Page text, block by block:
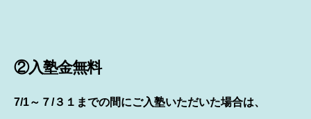
②入塾金無料
7/1～７/３１までの間にご入塾いただいた場合は、